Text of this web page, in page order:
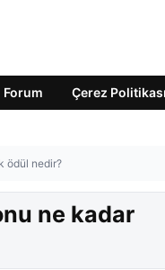
Forum Çerez Politikası
ödül nedir?
ne kadar